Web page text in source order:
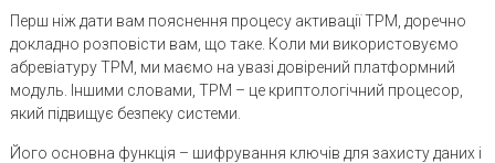
Перш ніж дати вам пояснення процесу активації TPM, доречно
докладно розповісти вам, що таке. Коли ми використовуємо
абревіатуру TPM, ми маємо на увазі довірений платформний
модуль. Іншими словами, TPM – це криптологічний процесор,
який підвищує безпеку системи.
Його основна функція – шифрування ключів для захисту даних і